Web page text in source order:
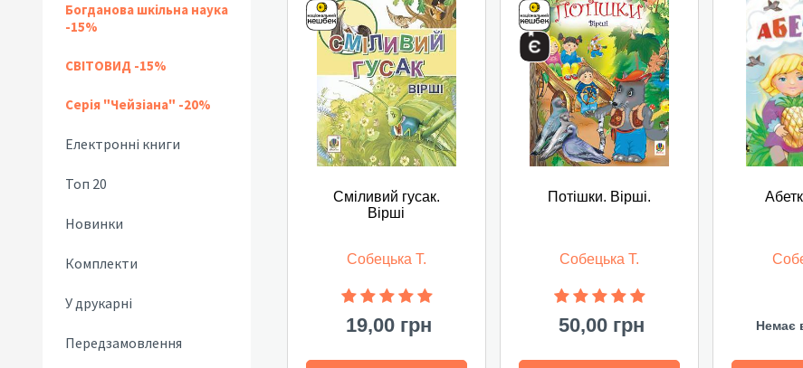
Богданова шкільна наука
-15%
СВІТОВИД -15%
Серія "Чейзіана" -20%
Електронні книги
Топ 20
Новинки
Комплекти
У друкарні
Передзамовлення
Сміливий гусак.
Вірші
Собецька Т.
19,00 грн
Потішки. Вірші.
Собецька Т.
50,00 грн Немає